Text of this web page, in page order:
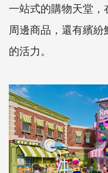
一站式的購物天堂，
周邊商品，還有繽
的活力。